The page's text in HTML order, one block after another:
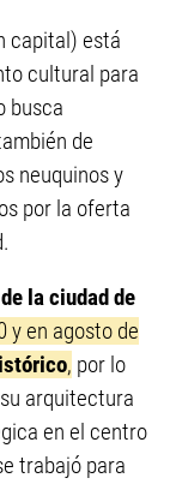
capital) está
cultural para
busca
de
neuquinos y
por la oferta
la ciudad de
y en agosto de
, por lo
arquitectura
en el centro
trabajó para